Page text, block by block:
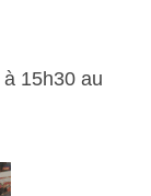
15h30 au